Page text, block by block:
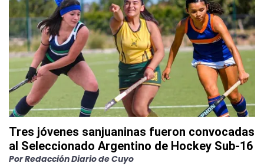
Tres jóvenes sanjuaninas fueron convocadas
al Seleccionado Argentino de Hockey Sub-16
PorRedacción Diario de Cuyo